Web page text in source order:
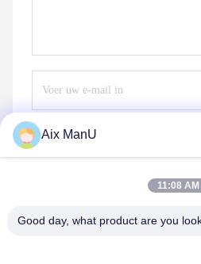
Stuur
Aix ManU
11:08 AM
Good day, what product are you